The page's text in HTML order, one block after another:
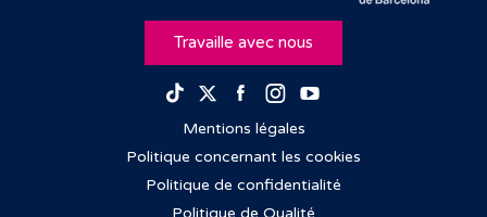
Travaille avec nous
TikTokTwitterFacebook
Instagram
Mentions légales
Politique concernant les cookies
Politique de confidentialité
Politique de Qualité